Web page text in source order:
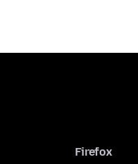
Firefox